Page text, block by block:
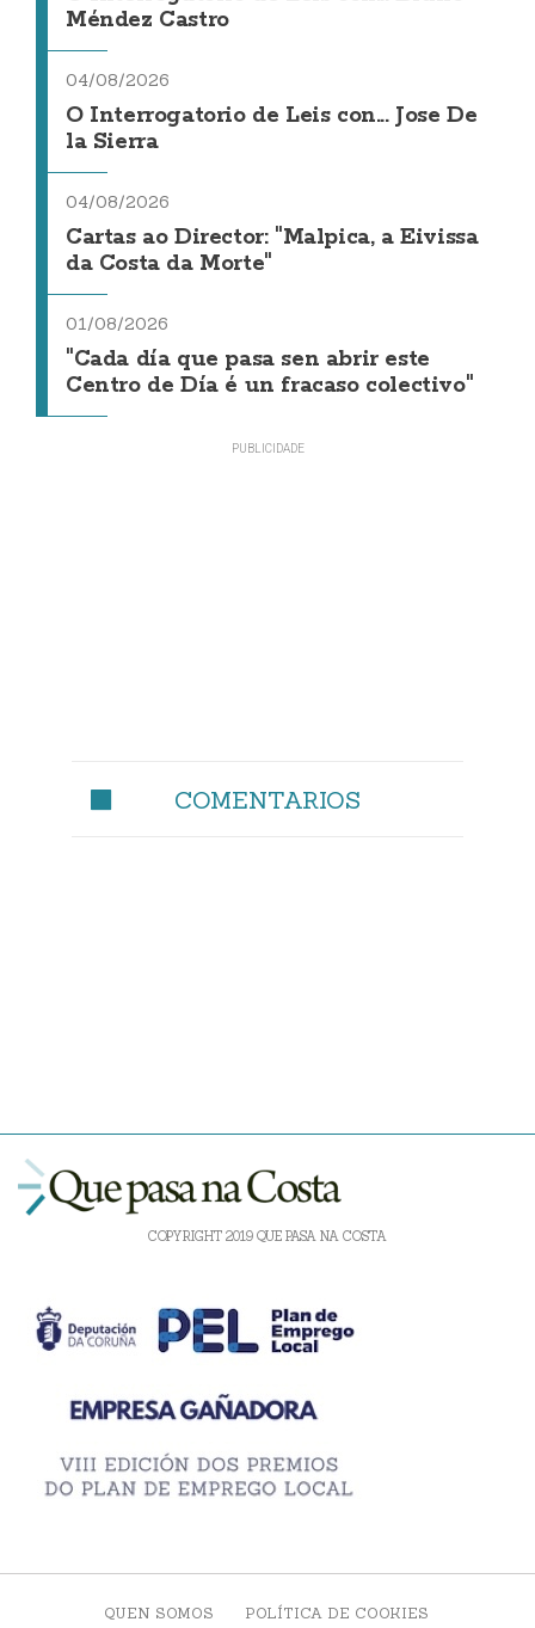
Méndez Castro
04/08/2026
O Interrogatorio de Leis con... Jose De
la Sierra
04/08/2026
Cartas ao Director: "Malpica, a Eivissa
da Costa da Morte"
01/08/2026
"Cada día que pasa sen abrir este
Centro de Día é un fracaso colectivo"
COMENTARIOS
COPYRIGHT 2019 QUE PASA NA COSTA
QUEN SOMOS POLÍTICA DE COOKIES